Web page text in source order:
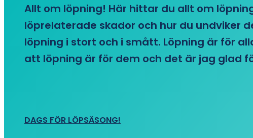
Allt om löpning! Här hittar du allt om
löprelaterade skador och hur du undviker
löpning i stort och i smått. Löpning är för
att löpning är för dem och det är jag glad
DAGS FÖR LÖPSÄSONG!